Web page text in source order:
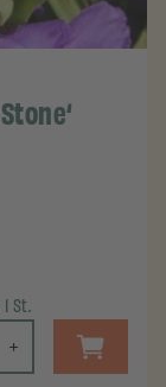
St.
+